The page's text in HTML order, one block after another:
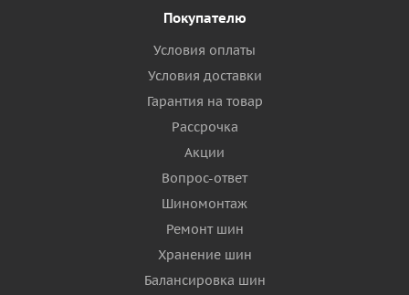
Покупателю
Условия оплаты
Условия доставки
Гарантия на товар
Рассрочка
Акции
Вопрос-ответ
Шиномонтаж
Ремонт шин
Хранение шин
Балансировка шин